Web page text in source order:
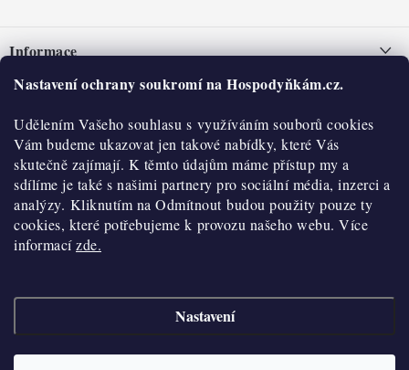
Nastavení ochrany soukromí na Hospodyňkám.cz.
Udělením Vašeho souhlasu s využíváním souborů cookies
Vám budeme ukazovat jen takové nabídky, které Vás
skutečně zajímají. K těmto údajům máme přístup my a
sdílíme je také s našimi partnery pro sociální média, inzerci a
analýzy. Kliknutím na Odmítnout budou použity pouze ty
cookies, které potřebujeme k provozu našeho webu. Více
informacízde.
Nastavení
pInformace
Nepřevzetí zásilky na dobírku
Obchodní podmínky
Hodnocení obchodu
Blog
Moje objednávka
O nás
Historie
Kontakty
O nákupu
Reklamace a vratky
Výdejní místa
Velkoobchod
cookies